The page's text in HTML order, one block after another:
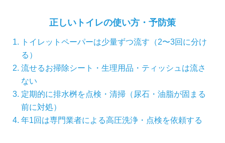
正しいトイレの使い方・予防策
トイレットペーパーは少量ずつ流す（2〜3回に分け
る）
流せるお掃除シート・生理用品・ティッシュは流さ
ない
定期的に排水桝を点検・清掃（尿石・油脂が固まる
前に対処）
年1回は専門業者による高圧洗浄・点検を依頼する